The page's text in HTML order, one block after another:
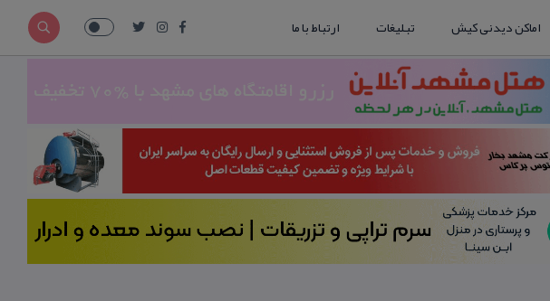
اماکن دیدنی کیش تبلیغات ارتباط با ما